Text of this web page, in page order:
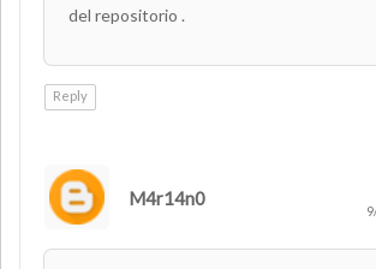
del repositorio .
Reply
M4r14n0